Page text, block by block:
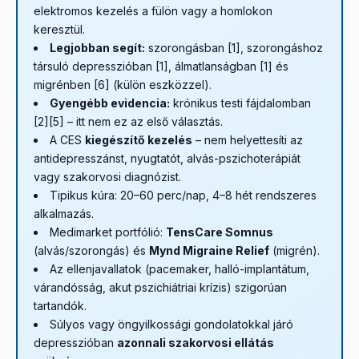
elektromos kezelés a fülön vagy a homlokon
keresztül.
Legjobban segít: szorongásban [1], szorongáshoz
társuló depresszióban [1], álmatlanságban [1] és
migrénben [6] (külön eszközzel).
Gyengébb evidencia: krónikus testi fájdalomban
[2][5] – itt nem ez az első választás.
A CES kiegészítő kezelés – nem helyettesíti az
antidepresszánst, nyugtatót, alvás-pszichoterápiát
vagy szakorvosi diagnózist.
Tipikus kúra: 20–60 perc/nap, 4–8 hét rendszeres
alkalmazás.
Medimarket portfólió: TensCare Somnus
(alvás/szorongás) és Mynd Migraine Relief (migrén).
Az ellenjavallatok (pacemaker, halló-implantátum,
várandósság, akut pszichiátriai krízis) szigorúan
tartandók.
Súlyos vagy öngyilkossági gondolatokkal járó
depresszióban azonnali szakorvosi ellátás